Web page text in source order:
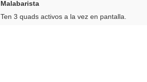
Malabarista
Ten 3 quads activos a la vez en pantalla.